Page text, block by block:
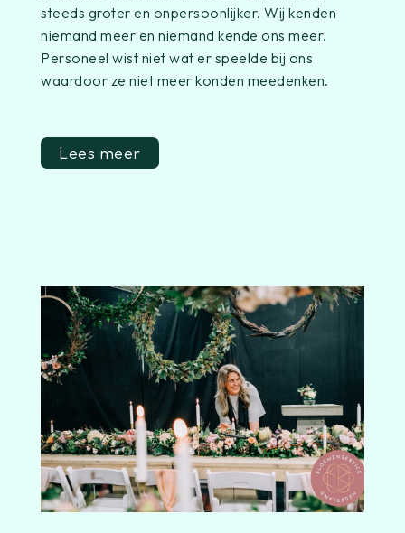
steeds groter en onpersoonlijker. Wij kenden
niemand meer en niemand kende ons meer.
Personeel wist niet wat er speelde bij ons
waardoor ze niet meer konden meedenken.
Lees meer